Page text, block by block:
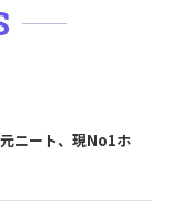
ニート、現No1ホ